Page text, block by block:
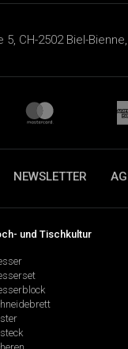
CH-2502 Biel-
NEWSLETTER
und Tischkultur